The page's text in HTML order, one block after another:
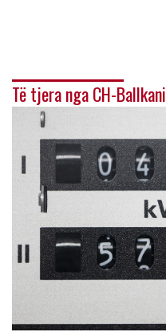
Të tjera nga CH-Ballkani